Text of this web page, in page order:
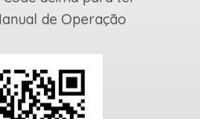
de Operação